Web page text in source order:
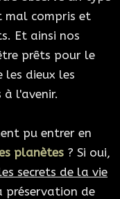
mal compris et
Et ainsi nos
prêts pour le
les dieux les
l'avenir.
pu entrer en
planètes ? Si oui,
secrets de la vie
préservation de